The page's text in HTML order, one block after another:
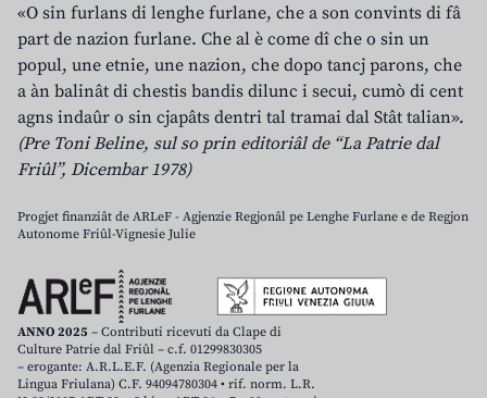
«O sin furlans di lenghe furlane, che a son convints di fâ
part de nazion furlane. Che al è come dî che o sin un
popul, une etnie, une nazion, che dopo tancj parons, che
a àn balinât di chestis bandis dilunc i secui, cumò di cent
agns indaûr o sin cjapâts dentri tal tramai dal Stât talian».
(Pre Toni Beline, sul so prin editoriâl de “La Patrie dal
Friûl”, Dicembar 1978)
Progjet finanziât de ARLeF - Agjenzie Regjonâl pe Lenghe Furlane e de Regjon
Autonome Friûl-Vignesie Julie
ANNO 2025 – Contributi ricevuti da Clape di
Culture Patrie dal Friûl – c.f. 01299830305
– erogante: A.R.L.E.F. (Agenzia Regionale per la
Lingua Friulana) C.F. 94094780304 • rif. norm. L.R.